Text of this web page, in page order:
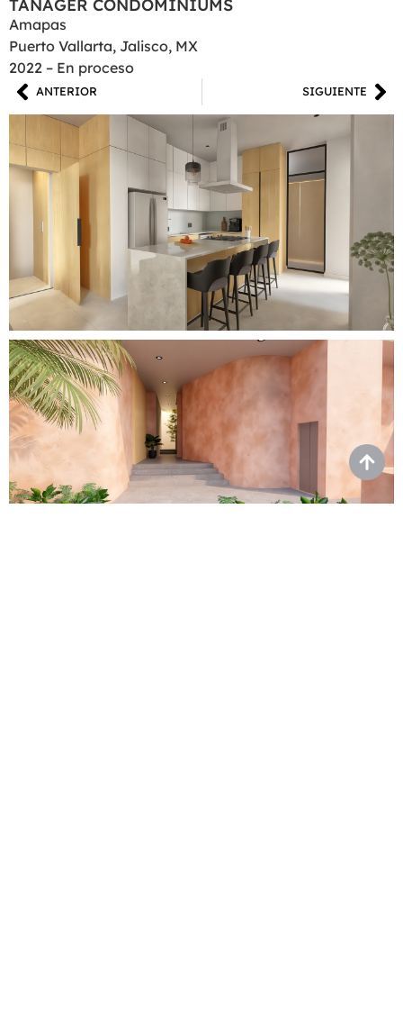
TANAGER CONDOMINIUMS
Amapas
Puerto Vallarta, Jalisco, MX
2022 – En proceso
ANTERIOR SIGUIENTE